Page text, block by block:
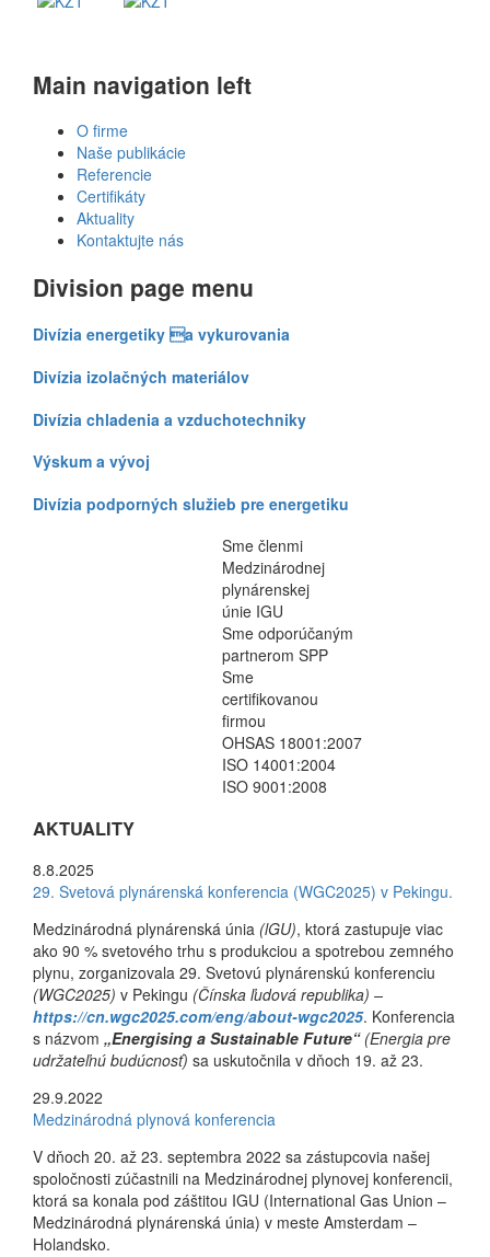
Main navigation left
O firme
Naše publikácie
Referencie
Certifikáty
Aktuality
Kontaktujte nás
Division page menu
Divízia energetiky a vykurovania
Divízia izolačných materiálov
Divízia chladenia a vzduchotechniky
Výskum a vývoj
Divízia podporných služieb pre energetiku
Sme členmi
Medzinárodnej
plynárenskej
únie IGU
Sme odporúčaným
partnerom SPP
Sme
certifikovanou
firmou
OHSAS 18001:2007
ISO 14001:2004
ISO 9001:2008
AKTUALITY
8.8.2025
29. Svetová plynárenská konferencia (WGC2025) v Pekingu.
Medzinárodná plynárenská únia (lGU), ktorá zastupuje viac
ako 90 % svetového trhu s produkciou a spotrebou zemného
plynu, zorganizovala 29. Svetovú plynárenskú konferenciu
(WGC2025) v Pekingu (Čínska ľudová republika) –
https://cn.wgc2025.com/eng/about-wgc2025. Konferencia
s názvom „Energising a Sustainable Future“ (Energia pre
udržateľnú budúcnosť) sa uskutočnila v dňoch 19. až 23.
29.9.2022
Medzinárodná plynová konferencia
V dňoch 20. až 23. septembra 2022 sa zástupcovia našej
spoločnosti zúčastnili na Medzinárodnej plynovej konferencii,
ktorá sa konala pod záštitou IGU (International Gas Union –
Medzinárodná plynárenská únia) v meste Amsterdam –
Holandsko.